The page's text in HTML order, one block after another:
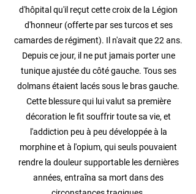
d'hôpital qu'il reçut cette croix de la Légion
d'honneur (offerte par ses turcos et ses
camardes de régiment). Il n'avait que 22 ans.
Depuis ce jour, il ne put jamais porter une
tunique ajustée du côté gauche. Tous ses
dolmans étaient lacés sous le bras gauche.
Cette blessure qui lui valut sa première
décoration le fit souffrir toute sa vie, et
l'addiction peu à peu développée à la
morphine et à l'opium, qui seuls pouvaient
rendre la douleur supportable les dernières
années, entraîna sa mort dans des